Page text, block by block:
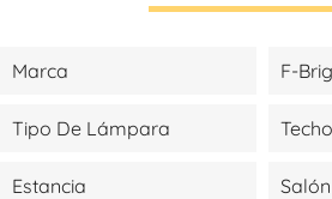
Marca F-
Tipo De Lámpara Techo
Estancia